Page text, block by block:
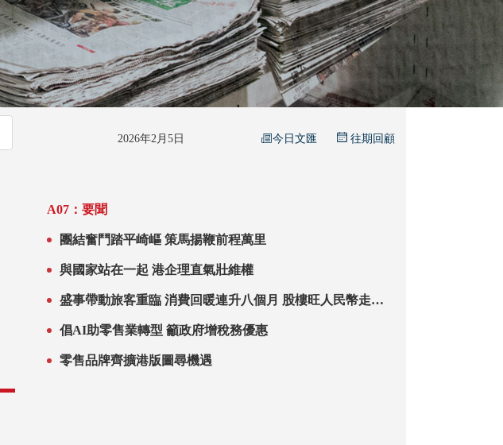
港文匯報 2026年2月5日 今日文匯 往期回顧
A07：要聞
團結奮鬥踏平崎嶇 策馬揚鞭前程萬里
與國家站在一起 港企理直氣壯維權
盛事帶動旅客重臨 消費回暖連升八個月 股樓旺人民幣走強
倡AI助零售業轉型 籲政府增稅務優惠
零售品牌齊擴港版圖尋機遇